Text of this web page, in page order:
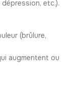
etc.).
(brûlure,
augmentent ou